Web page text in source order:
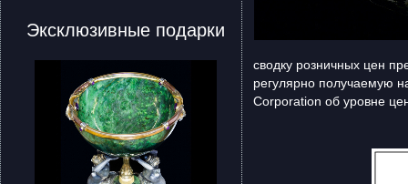
Эксклюзивные подарки
сводку розничных цен
регулярно получаемую
Corporation об уровне